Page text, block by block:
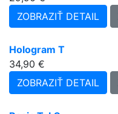
ZOBRAZIŤ DETAIL
Hologram T
34,90 €
ZOBRAZIŤ DETAIL